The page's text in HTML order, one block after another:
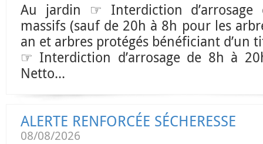
Au jardin ☞ Interdiction d’arrosage
massifs (sauf de 20h à 8h pour les
an et arbres protégés bénéficiant d’un
☞ Interdiction d’arrosage de 8h à
Netto...
ALERTE RENFORCÉE SÉCHERESSE
08/08/2026